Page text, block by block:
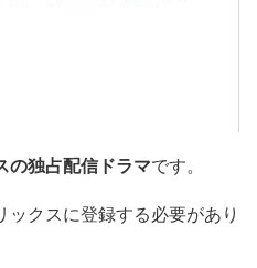
の独占配信ドラマです。
クスに登録する必要があり